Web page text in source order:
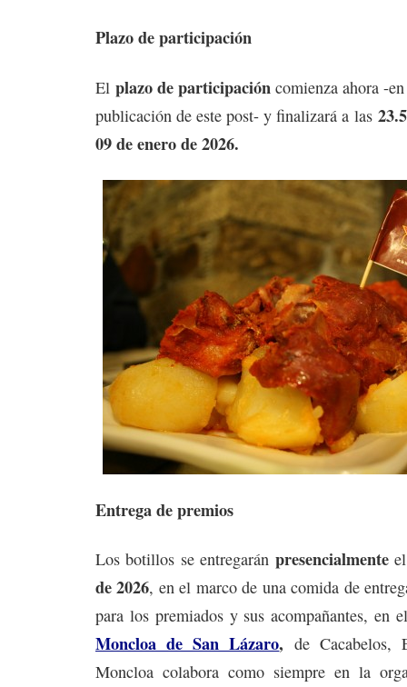
Plazo de participación
El plazo de participación comienza ahora -
publicación de este post- y finalizará a las
09 de enero de 2026.
Entrega de premios
Los botillos se entregarán presencialmente
de 2026, en el marco de una comida de
para los premiados y sus acompañantes, en
Moncloa de San Lázaro, de
Moncloa colabora como siempre en la